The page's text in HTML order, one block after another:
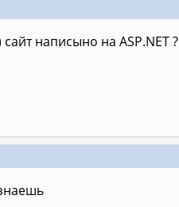
написыно на ASP.NET ?